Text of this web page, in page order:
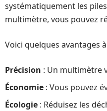
systématiquement les
multimètre, vous pouvez
Voici quelques avantages
Précision : Un multimètre
Économie : Vous pouvez
Écologie : Réduisez les